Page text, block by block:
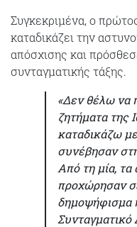
Συγκεκριμένα, ο
καταδικάζει την
απόσχισης και
συνταγματικής τάξης.
«Δεν θέλω να
ζητήματα της
καταδικάζω
συνέβησαν
Από τη μία, τα
προχώρησαν
δημοψήφισμα
Συνταγματικό